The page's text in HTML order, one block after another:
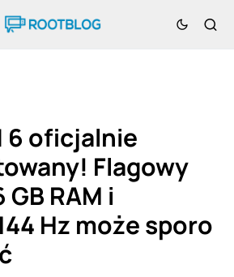
6 oficjalnie
Flagowy
RAM i
Hz może sporo